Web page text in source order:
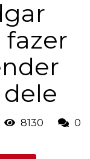
fazer
8130 0